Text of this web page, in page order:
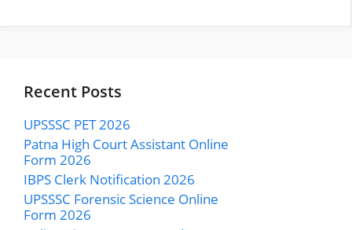
Recent Posts
UPSSSC PET 2026
Patna High Court Assistant Online
Form 2026
IBPS Clerk Notification 2026
UPSSSC Forensic Science Online
Form 2026